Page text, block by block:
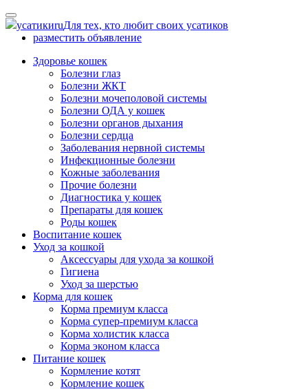
Skip
to
content
усатикиruДля тех, кто любит своих усатиков
разместить объявление
Здоровье кошек
Болезни глаз
Болезни ЖКТ
Болезни мочеполовой системы
Болезни ОДА у кошек
Болезни органов дыхания
Болезни сердца
Заболевания нервной системы
Инфекционные болезни
Кожные заболевания
Прочие болезни
Диагностика у кошек
Препараты для кошек
Роды кошек
Воспитание кошек
Уход за кошкой
Аксессуары для ухода за кошкой
Гигиена
Уход за шерстью
Корма для кошек
Корма премиум класса
Корма супер-премиум класса
Корма холистик класса
Корма эконом класса
Питание кошек
Кормление котят
Кормление кошек